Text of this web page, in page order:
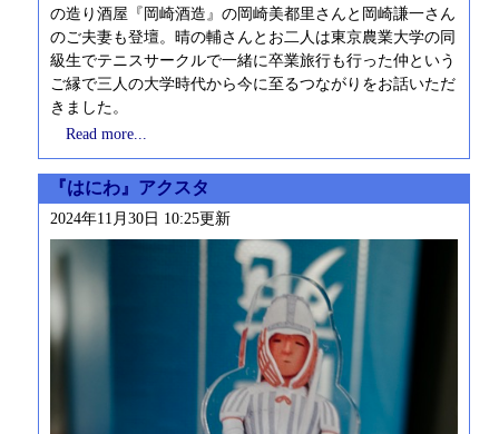
の造り酒屋『岡崎酒造』の岡崎美都里さんと岡崎謙一さん
のご夫妻も登壇。晴の輔さんとお二人は東京農業大学の同
級生でテニスサークルで一緒に卒業旅行も行った仲という
ご縁で三人の大学時代から今に至るつながりをお話いただ
きました。
Read more...
『はにわ』アクスタ
2024年11月30日 10:25更新